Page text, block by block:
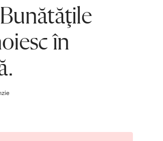
în